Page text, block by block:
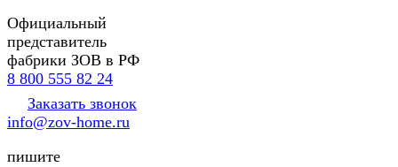
Официальный
представитель
фабрики ЗОВ в РФ
8 800 555 82 24
Заказать звонок
info@zov-home.ru
пишите